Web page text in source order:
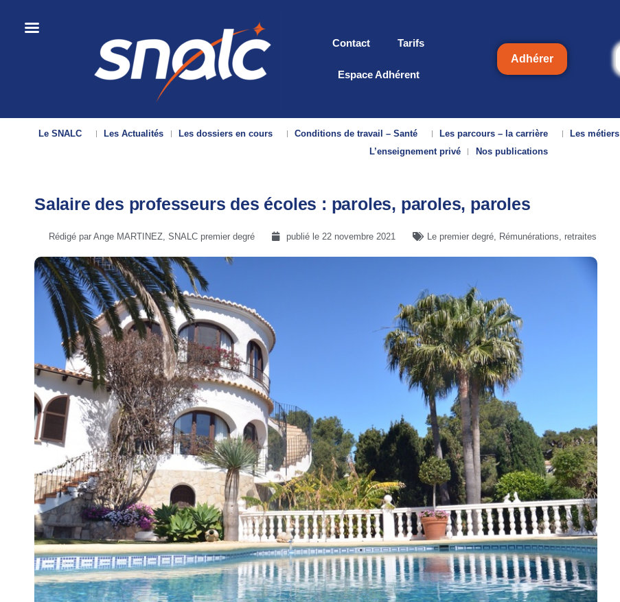
Contact Tarifs
Espace Adhérent
Adhérer
Le SNALC Les Actualités Les dossiers en cours Conditions de travail – Santé Les parcours – la carrière Les métiers
L’enseignement privé
Nos publications
Salaire des professeurs des écoles : paroles, paroles, paroles
Rédigé par Ange MARTINEZ, SNALC premier degré publié le 22 novembre 2021 Le premier degré, Rémunérations, retraites